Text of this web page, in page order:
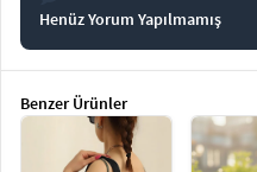
Henüz Yorum Yapılmamış
Benzer Ürünler